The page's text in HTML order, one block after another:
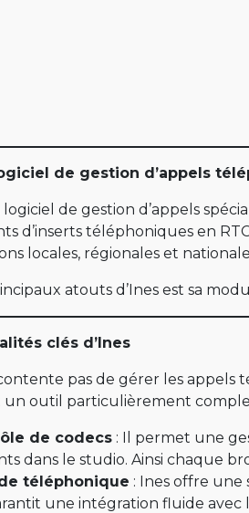
Manager
Access
SIP AETA
STUN
produits
de gestion d’appels
logiciel de gestion d’appels
d’inserts téléphoniques en
locales, régionales et
atouts d’Ines est sa
clés d’Ines
pas de gérer les
un outil particulièrement
de codecs : Il permet une
dans le studio. Ainsi chaque
téléphonique : Ines offre
une intégration fluide avec